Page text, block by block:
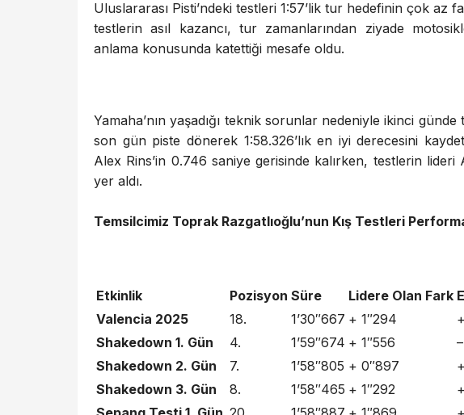
Uluslararası Pisti’ndeki testleri 1:57’lik tur hedefinin çok az
testlerin asıl kazancı, tur zamanlarından ziyade
anlama konusunda katettiği mesafe oldu.
Yamaha’nın yaşadığı teknik sorunlar nedeniyle ikinci
son gün piste dönerek 1:58.326’lık en iyi derecesini
Alex Rins’in 0.746 saniye gerisinde kalırken, testlerin lideri
yer aldı.
Temsilcimiz Toprak Razgatlıoğlu’nun Kış Testleri
Etkinlik Pozisyon Süre Lidere Olan Fark
Valencia 2025
18. 1’30″667 + 1″294
Shakedown 1. Gün
4. 1’59″674 + 1″556
–
Shakedown 2. Gün
7. 1’58″805 + 0″897
Shakedown 3. Gün
8. 1’58″465 + 1″292